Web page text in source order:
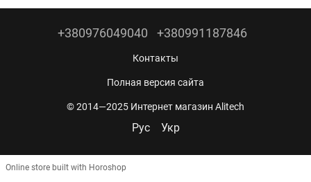
+380976049040 +380991187846
Контакты
Полная версия сайта
© 2014—2025 Интернет магазин Alitech
Рус Укр
Online store built with Horoshop